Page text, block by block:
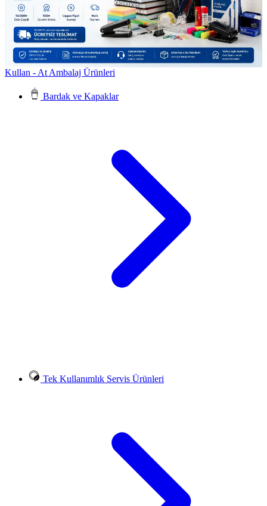
Kullan - At Ambalaj Ürünleri
Bardak ve Kapaklar
Tek Kullanımlık Servis Ürünleri